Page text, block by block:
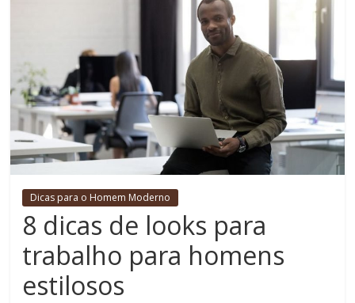
Dicas para o Homem Moderno
8 dicas de looks para
trabalho para homens
estilosos